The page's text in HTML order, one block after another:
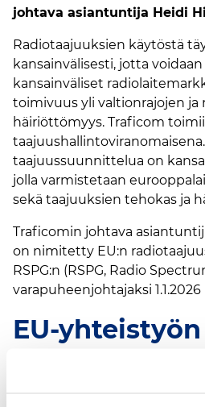
johtava asiantuntija Heidi
Radiotaajuuksien käytöstä
kansainvälisesti, jotta
kansainväliset
toimivuus yli valtionrajojen ja
häiriöttömyys. Traficom
taajuussuunnittelua on
jolla varmistetaan
sekä taajuuksien tehokas ja
Traficomin johtava
on nimitetty EU:n
RSPG:n (RSPG, Radio
varapuheenjohtajaksi 1.1.2026
EU-yhteistyön
tavoitteena